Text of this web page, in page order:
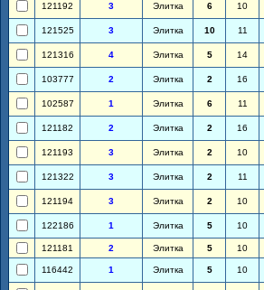
121192
3 Элитка 6 10
121525 3 Элитка 10 11
121316 4 Элитка 5 14
103777 2 Элитка 2 16
102587 1 Элитка 6 11
121182 2 Элитка 2 16
121193 3 Элитка 2 10
121322 3 Элитка 2 11
121194 3 Элитка 2 10
122186 1 Элитка 5 10
121181 2 Элитка 5 10
116442 1 Элитка 5 10